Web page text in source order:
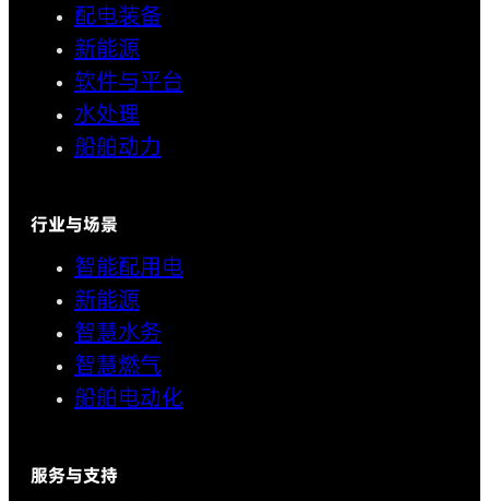
配电装备
新能源
软件与平台
水处理
船舶动力
行业与场景
智能配用电
新能源
智慧水务
智慧燃气
船舶电动化
服务与支持